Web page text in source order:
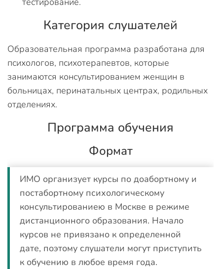
Категория слушателей
Образовательная программа разработана для
психологов, психотерапевтов, которые
занимаются консультированием женщин в
больницах, перинатальных центрах, родильных
отделениях.
Программа обучения
Формат
ИМО организует курсы по доабортному и
постабортному психологическому
консультированиею в Москве в режиме
дистанционного образования. Начало
курсов не привязано к определенной
дате, поэтому слушатели могут приступить
к обучению в любое время года.